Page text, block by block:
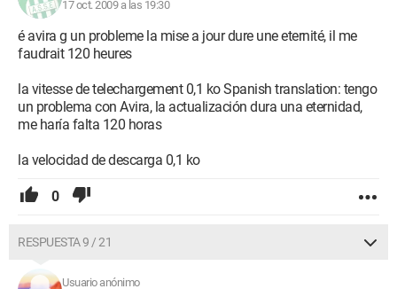
17 oct. 2009 a las 19:30
é avira g un probleme la mise a jour dure une eternité, il me
faudrait 120 heures
la vitesse de telechargement 0,1 ko Spanish translation: tengo
un problema con Avira, la actualización dura una eternidad,
me haría falta 120 horas
la velocidad de descarga 0,1 ko
0
RESPUESTA 9 / 21
Usuario anónimo